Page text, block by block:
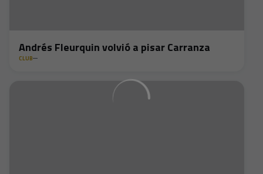
Andrés Fleurquin volvió a pisar Carranza
CLUB